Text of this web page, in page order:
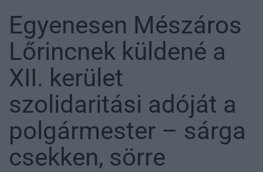
Egyenesen Mészáros
Lőrincnek küldené a
XII. kerület
szolidaritási adóját a
polgármester – sárga
csekken, sörre